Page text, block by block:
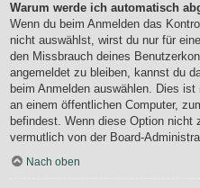
Warum werde ich automatisch
Wenn du beim Anmelden das
nicht auswählst, wirst du nur für
den Missbrauch deines
angemeldet zu bleiben, kannst du
beim Anmelden auswählen. Dies
an einem öffentlichen Computer,
befindest. Wenn diese Option nicht
vermutlich von der Board-
Nach oben